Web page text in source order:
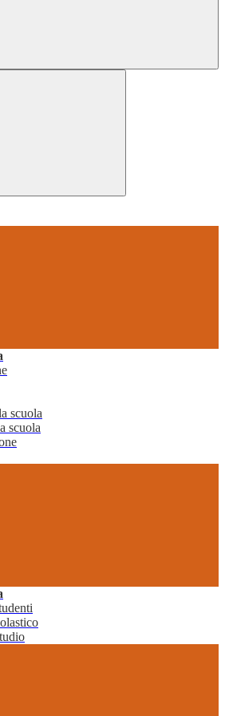
scuola
scuola